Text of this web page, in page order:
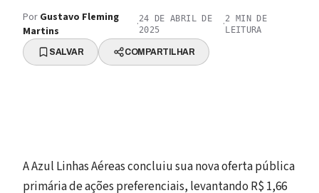
Por Gustavo Fleming
Martins
·24 DE ABRIL DE
2025
·2 MIN DE
LEITURA
SALVAR COMPARTILHAR
A Azul Linhas Aéreas concluiu sua nova oferta pública
primária de ações preferenciais, levantando R$ 1,66